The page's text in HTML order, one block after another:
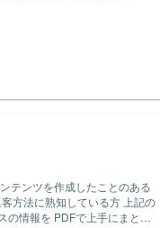
にもメールマガジン風の論
ルのトーンで訴求していきた
手にまとめ